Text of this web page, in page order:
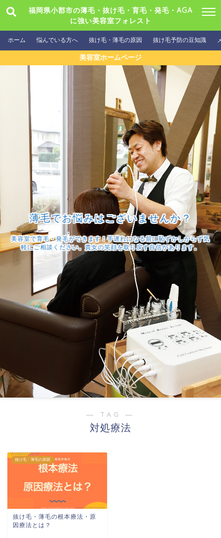
福岡県小郡市の薄毛・抜け毛・育毛・発毛・AGA
に強い美容室フォレスト
ホーム 悩んでいる方へ 抜け毛・薄毛の原因 抜け毛予防の豆知識
美容室ホームページ
薄毛でお悩みはございませんか？
美容室で育毛・発毛ができます！手遅れになる前に恥ずかしがらず気
軽にご相談ください。貴女の笑顔を取り戻す自信があります。
― TAG ―
対処療法
抜け毛・薄毛の原因
抜け毛・薄毛の根本療法・原
因療法とは？